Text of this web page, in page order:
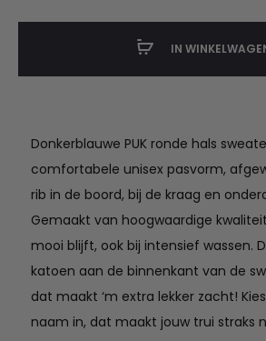
Donkerblauwe PUK ronde hals
comfortabele unisex pasvorm,
rib in de boord, bij de kraag en
Gemaakt van hoogwaardige
mooi blijft, ook bij intensief wassen.
katoen aan de binnenkant van de
dat maakt ‘m extra lekker zacht!
naam in, dat maakt jouw trui straks
IN